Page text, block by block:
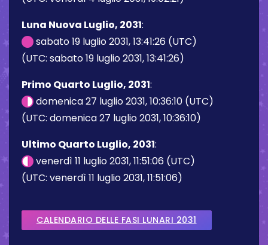
Luna Nuova Luglio, 2031:
sabato 19 luglio 2031, 13:41:26 (UTC)
(UTC: sabato 19 luglio 2031, 13:41:26)
Primo Quarto Luglio, 2031:
domenica 27 luglio 2031, 10:36:10 (UTC)
(UTC: domenica 27 luglio 2031, 10:36:10)
Ultimo Quarto Luglio, 2031:
venerdì 11 luglio 2031, 11:51:06 (UTC)
(UTC: venerdì 11 luglio 2031, 11:51:06)
CALENDARIO DELLE FASI LUNARI 2031